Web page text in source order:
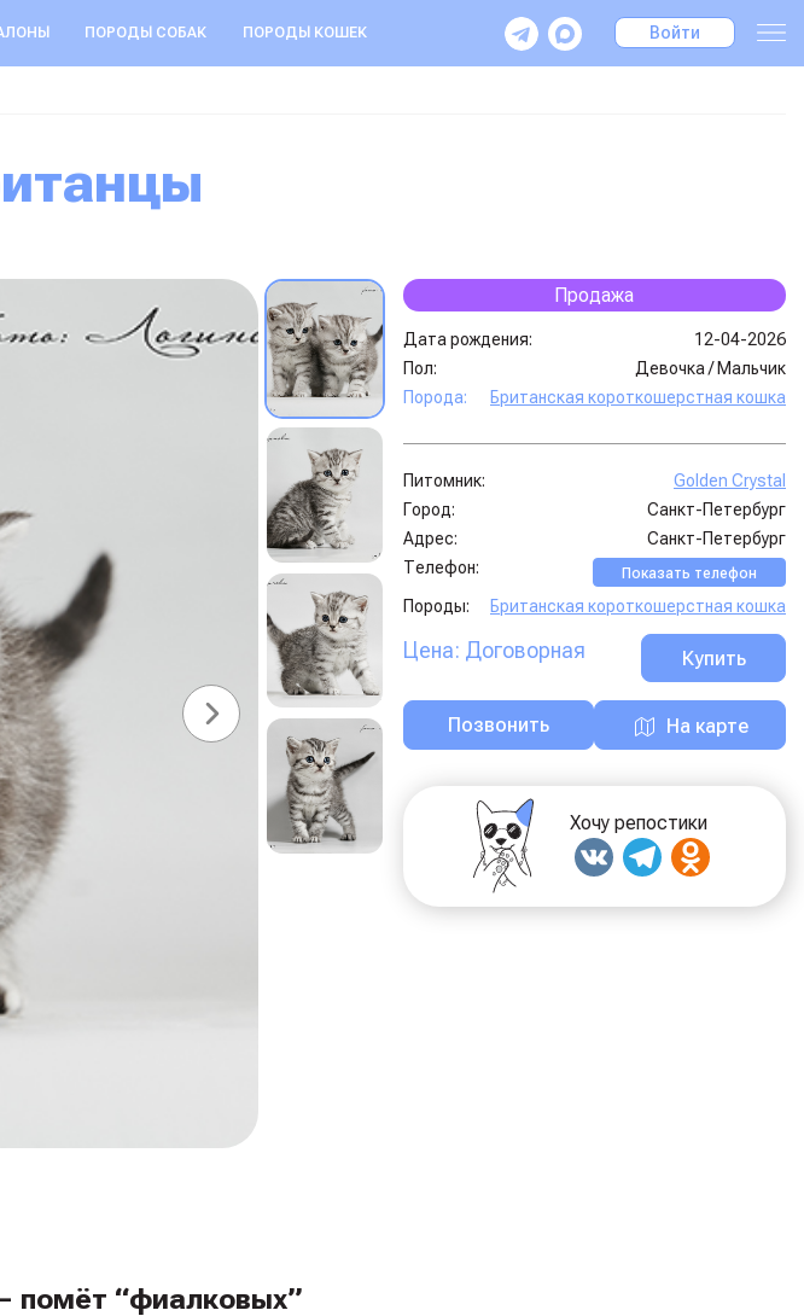
ПОРОДЫ СОБАК ПОРОДЫ КОШЕК Войти
помёт “фиалковых”
Продажа
Дата рождения:
12-04-2026
Пол:
Девочка / Мальчик
Порода:
Британская короткошерстная кошка
Питомник:
Golden Crystal
Город:
Санкт-Петербург
Адрес:
Санкт-Петербург
Телефон:
Показать телефон
Породы: Британская короткошерстная кошка
Цена: Договорная Купить
Позвонить На карте
Хочу репостики